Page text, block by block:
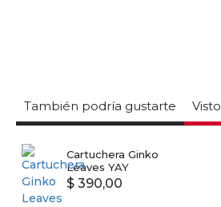
También podría gustarte
Cartuchera Ginko
Leaves YAY
$ 390,00